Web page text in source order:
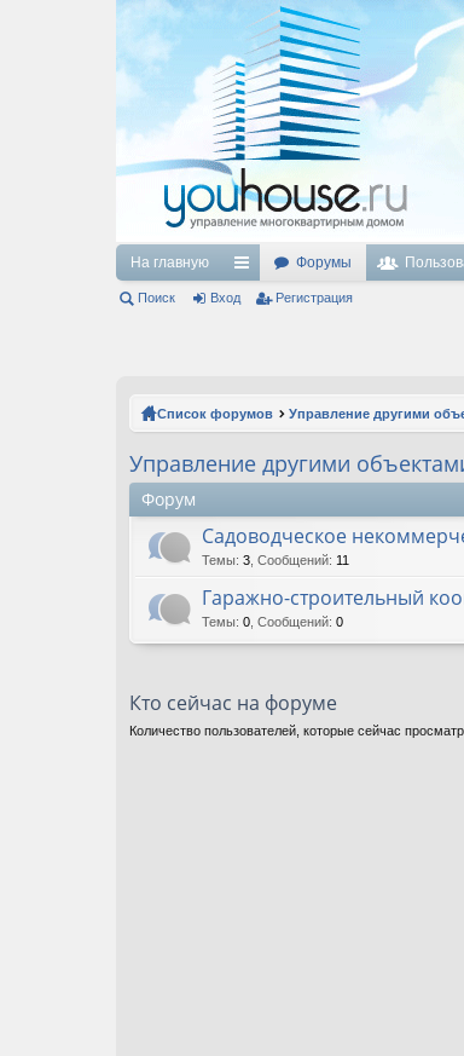
На главную
с
и
Форумы
Поиск Вход Регистрация
Список форумов Управление другими
Управление другими
Форум
Садоводческое
Темы: 3 Сообщений: 11
Гаражно-строительный
Темы: 0 Сообщений: 0
Кто сейчас на форуме
Количество пользователей, которые сейчас